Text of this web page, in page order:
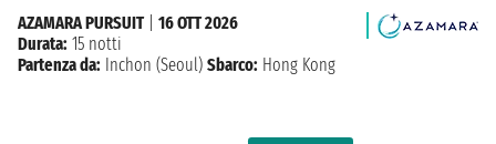
AZAMARA PURSUIT| 16 OTT 2026
Durata: 15 notti
Partenza da: Inchon (Seoul) Sbarco: Hong Kong